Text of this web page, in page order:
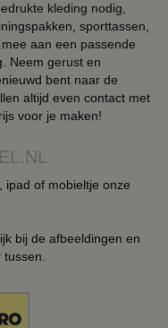
kleding nodig,
sporttassen,
aan een passende
Neem gerust en
bent naar de
altijd even contact met
voor je maken!
ipad of mobieltje onze
bij de afbeeldingen en
tussen.